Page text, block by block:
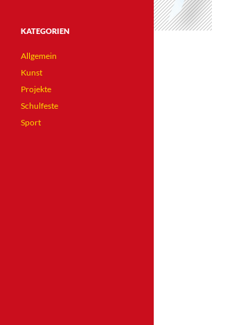
KATEGORIEN
Allgemein
Kunst
Projekte
Schulfeste
Sport